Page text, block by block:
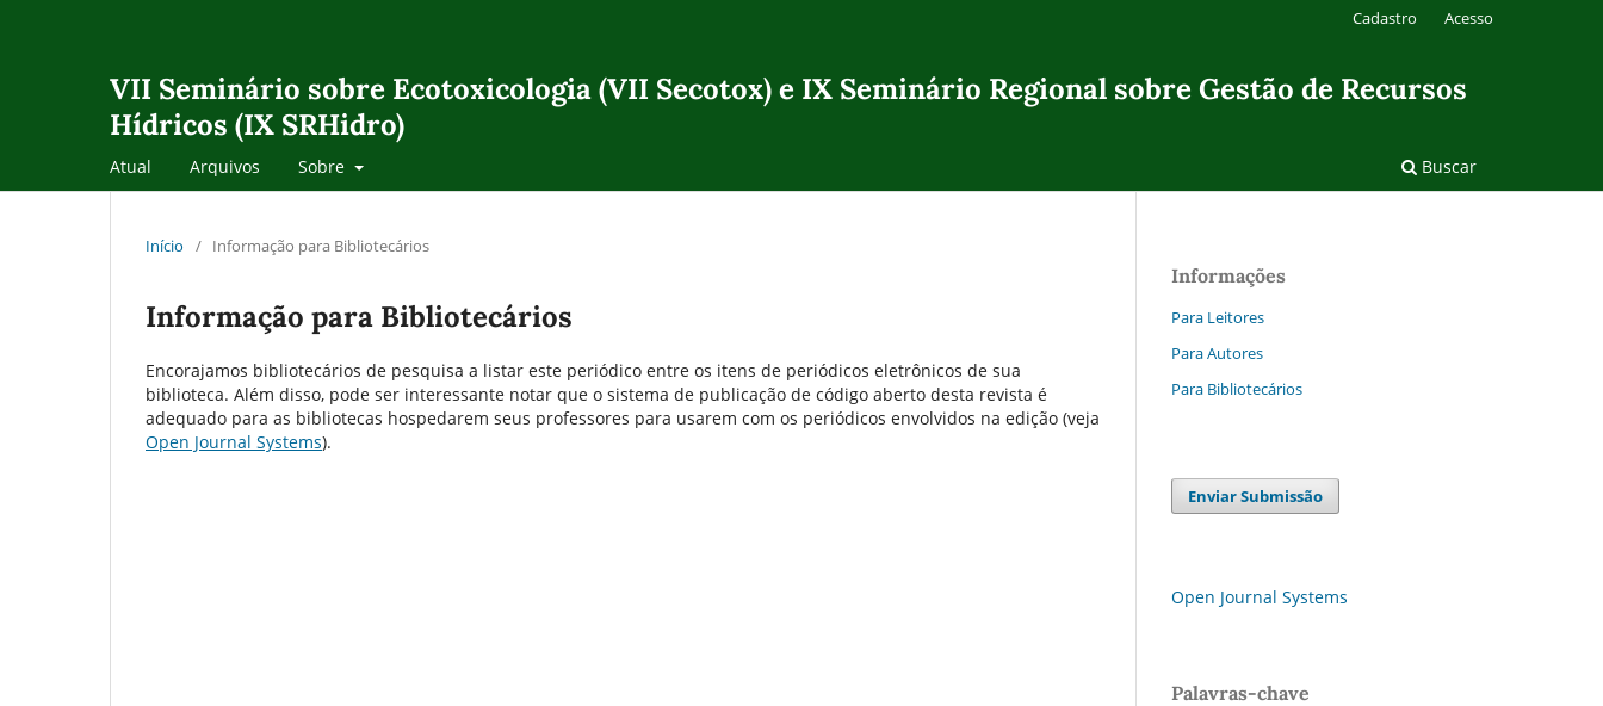
VII Seminário sobre Ecotoxicologia (VII Secotox) e IX Seminário Regional sobre Gestão de Recursos
Hídricos (IX SRHidro)
Atual Arquivos Sobre Buscar
Cadastro Acesso
Início / Informação para Bibliotecários
Informação para Bibliotecários
Encorajamos bibliotecários de pesquisa a listar este periódico entre os itens de periódicos eletrônicos de sua
biblioteca. Além disso, pode ser interessante notar que o sistema de publicação de código aberto desta revista é
adequado para as bibliotecas hospedarem seus professores para usarem com os periódicos envolvidos na edição (veja
Open Journal Systems).
Informações
Para Leitores
Para Autores
Para Bibliotecários
Enviar Submissão
Open Journal Systems
Palavras-chave